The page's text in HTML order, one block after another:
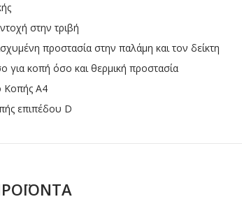
στην τριβή
προστασία στην παλάμη και τον δείκτη
για κοπή όσο και θερμική προστασία
Κοπής Α4
επιπέδου D